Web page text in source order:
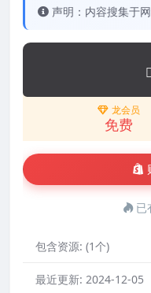
声明：内容搜集于
龙会员
免费
已
包含资源: (1个)
最近更新: 2024-12-05